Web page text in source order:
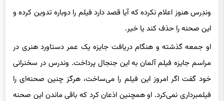
این فیلم را متوقف کنند.»
وندِرس هنوز اعلام نکرده که آیا قصد دارد فیلم را دوباره تدوین کرده و
این صحنه را حذف کند یا خیر.
او جمعه گذشته و هنگام دریافت جایزه یک عمر دستاورد هنری در
مراسم جایزه فیلم آلمان به این جنجال پرداخت. وندرس در سخنرانی
خود گفت اگر امروز این فیلم را می‌ساخت، هرگز چنین صحنه‌ای را